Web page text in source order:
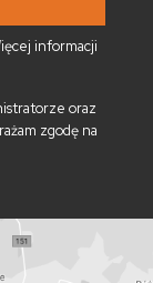
informacji
oraz
zgodę na